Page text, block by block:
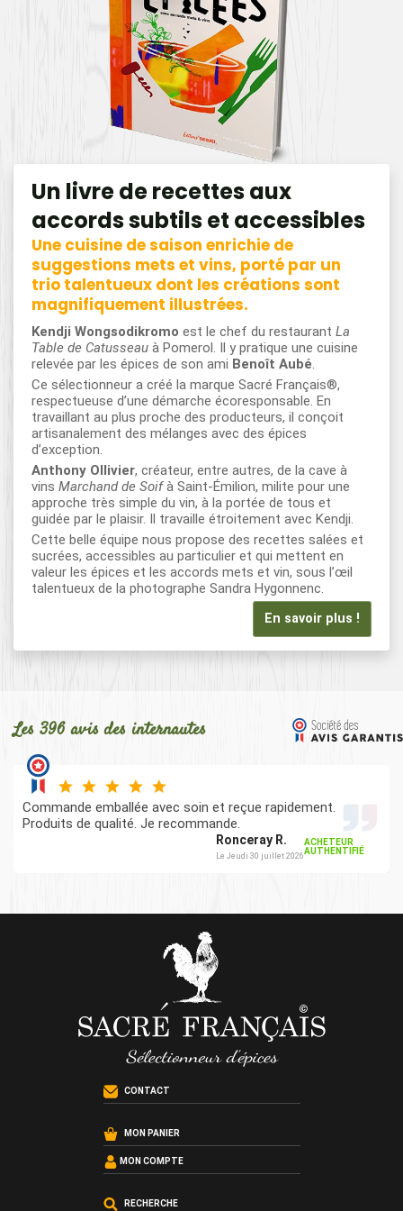
Un livre de recettes aux
accords subtils et accessibles
Une cuisine de saison enrichie de
suggestions mets et vins, porté par un
trio talentueux dont les créations sont
magnifiquement illustrées.
Kendji Wongsodikromo est le chef du restaurant La
Table de Catusseau à Pomerol. Il y pratique une cuisine
relevée par les épices de son ami Benoît Aubé.
Ce sélectionneur a créé la marque Sacré Français®,
respectueuse d’une démarche écoresponsable. En
travaillant au plus proche des producteurs, il conçoit
artisanalement des mélanges avec des épices
d’exception.
Anthony Ollivier, créateur, entre autres, de la cave à
vins Marchand de Soifà Saint-Émilion, milite pour une
approche très simple du vin, à la portée de tous et
guidée par le plaisir. Il travaille étroitement avec Kendji.
Cette belle équipe nous propose des recettes salées et
sucrées, accessibles au particulier et qui mettent en
valeur les épices et les accords mets et vin, sous l’œil
talentueux de la photographe Sandra Hygonnenc.
En savoir plus !
Les 396 avis des internautes
Commande emballée avec soin et reçue rapidement.
Produits de qualité. Je recommande.
Ronceray R.
Le Jeudi 30 juillet 2026
ACHETEUR
AUTHENTIFIÉ
CONTACT
MON PANIER
MON COMPTE
RECHERCHE